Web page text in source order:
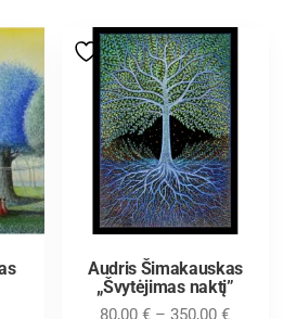
Audris Šimakauskas
„Švytėjimas naktį”
80,00€ – 350,00€